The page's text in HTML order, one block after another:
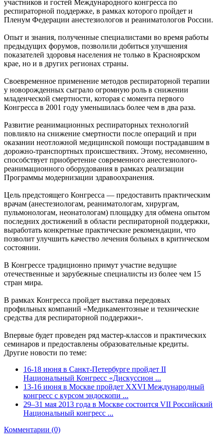
участников и гостей Международного конгресса по
респираторной поддержке, в рамках которого пройдет и
Пленум Федерации анестезиологов и реаниматологов России.
Опыт и знания, полученные специалистами во время работы
предыдущих форумов, позволили добиться улучшения
показателей здоровья населения не только в Красноярском
крае, но и в других регионах страны.
Своевременное применение методов респираторной терапии
у новорожденных сыграло огромную роль в снижении
младенческой смертности, которая с момента первого
Конгресса в 2001 году уменьшилась более чем в два раза.
Развитие реанимационных респираторных технологий
повлияло на снижение смертности после операций и при
оказании неотложной медицинской помощи пострадавшим в
дорожно-транспортных происшествиях. Этому, несомненно,
способствует приобретение современного анестезиолого-
реанимационного оборудования в рамках реализации
Программы модернизации здравоохранения.
Цель предстоящего Конгресса — предоставить практическим
врачам (анестезиологам, реаниматологам, хирургам,
пульмонологам, неонатологам) площадку для обмена опытом
последних достижений в области респираторной поддержки,
выработать конкретные практические рекомендации, что
позволит улучшить качество лечения больных в критическом
состоянии.
В Конгрессе традиционно примут участие ведущие
отечественные и зарубежные специалисты из более чем 15
стран мира.
В рамках Конгресса пройдет выставка передовых
профильных компаний «Медикаментозные и технические
средства для респираторной поддержки».
Впервые будет проведен ряд мастер-классов и практических
семинаров и предоставлены образовательные кредиты.
Другие новости по теме:
16-18 июня в Санкт-Петербурге пройдет II
Национальный Конгресс «Дискуссион ...
13-16 июня в Москве пройдет ХХVI Международный
конгресс c курсом эндоскопи ...
29–31 мая 2013 года в Москве состоится VII Российский
Национальный конгресс ...
Комментарии (0)